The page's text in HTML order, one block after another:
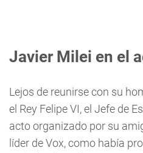
Javier Milei en el
Lejos de reunirse con su
el Rey Felipe VI, el Jefe de
acto organizado por su
líder de Vox, como había